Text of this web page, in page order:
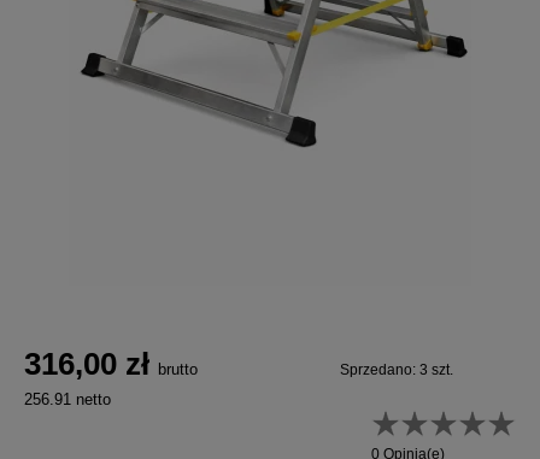
316,00 zł brutto
256.91 netto
Sprzedano: 3 szt.
0 Opinia(e)